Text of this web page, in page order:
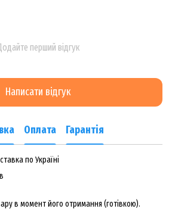
перший відгук
Написати відгук
Оплата Гарантія
по Україні
в момент його отримання (готівкою).